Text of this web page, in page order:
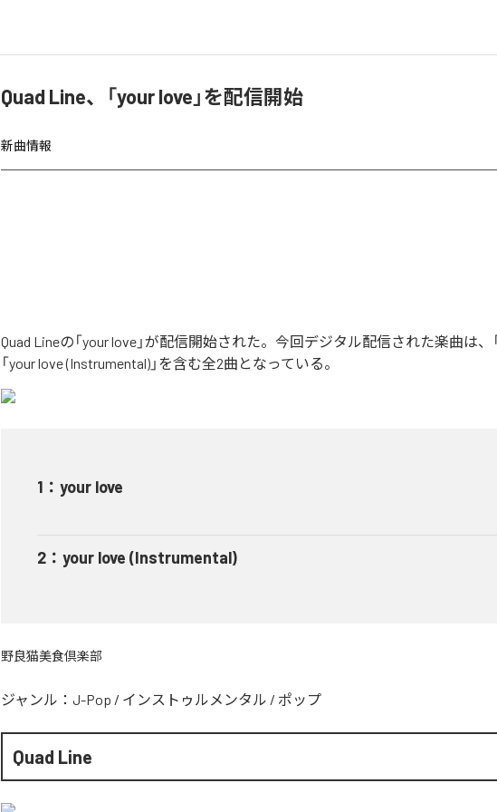
Quad Line、「your love」を配信開始
新曲情報
Quad Lineの「your love」が配信開始された。今回デジタル配信された楽曲は、「
「your love (Instrumental)」を含む全2曲となっている。
1 ： your love
2 ： your love (Instrumental)
野良猫美食倶楽部
ジャンル： J-Pop / インストゥルメンタル / ポップ
Quad Line